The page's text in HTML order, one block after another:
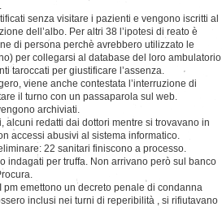
senza visitare i pazienti e vengono iscritti al
dell’albo. Per altri 38 l’ipotesi di reato è
di persona perchè avrebbero utilizzato le
per collegarsi al database del loro ambulatorio
taroccati per giustificare l’assenza.
viene anche contestata l’interruzione di
il turno con un passaparola sul web.
archiviati.
alcuni redatti dai dottori mentre si trovavano in
accessi abusivi al sistema informatico.
22 sanitari finiscono a processo.
indagati per truffa. Non arrivano però sul banco
pm emettono un decreto penale di condanna
inclusi nei turni di reperibilità , si rifiutavano